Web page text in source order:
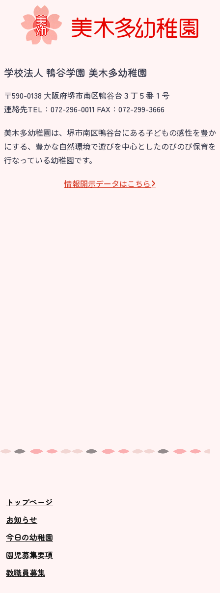
学校法人 鴨谷学園 美木多幼稚園
〒590-0138 ⼤阪府堺市南区鴨⾕台３丁５番１号
連絡先TEL：072-296-0011 FAX：072-299-3666
美木多幼稚園は、堺市南区鴨谷台にある子どもの感性を豊か
にする、豊かな自然環境で遊びを中心としたのびのび保育を
行なっている幼稚園です。
情報開⽰データはこちら
トップページ
お知らせ
今日の幼稚園
園児募集要項
教職員募集